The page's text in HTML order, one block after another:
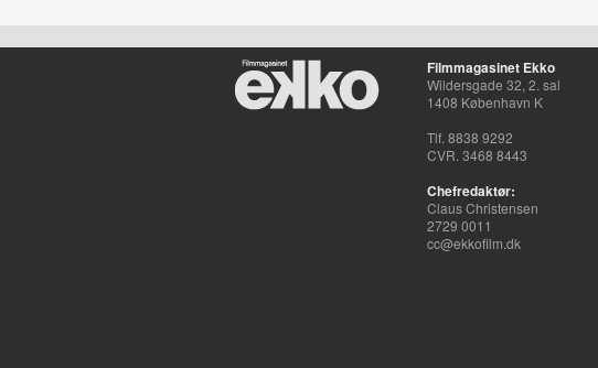
Filmmagasinet Ekko
Wildersgade 32, 2. sal
1408 København K
Tlf. 8838 9292
CVR. 3468 8443
Chefredaktør:
Claus Christensen
2729 0011
cc@ekkofilm.dk